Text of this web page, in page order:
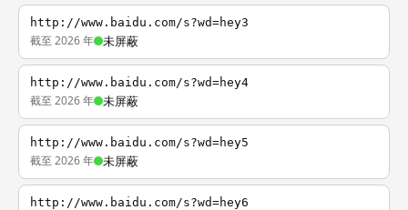
http://www.baidu.com/s?wd=hey3
截至 2026 年 未屏蔽
http://www.baidu.com/s?wd=hey4
截至 2026 年 未屏蔽
http://www.baidu.com/s?wd=hey5
截至 2026 年 未屏蔽
http://www.baidu.com/s?wd=hey6